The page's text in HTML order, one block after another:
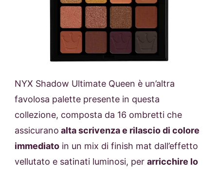
NYX Shadow Ultimate Queen è un’altra
favolosa palette presente in questa
collezione, composta da 16 ombretti che
assicurano alta scrivenza e rilascio di colore
immediato in un mix di finish mat dall’effetto
vellutato e satinati luminosi, per arricchire lo